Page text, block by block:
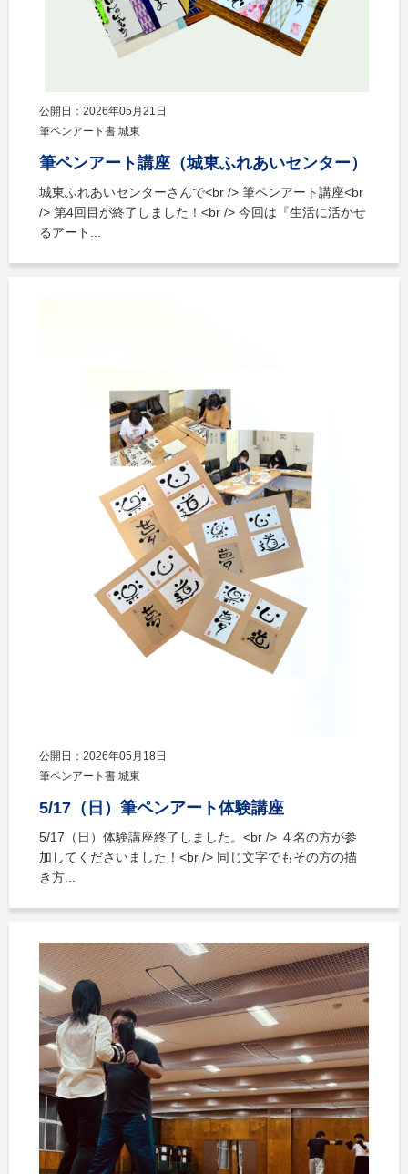
公開日：2026年05月21日
筆ペンアート書 城東
筆ペンアート講座（城東ふれあいセンター）
城東ふれあいセンターさんで<br /> 筆ペンアート講座<br
/> 第4回目が終了しました！<br /> 今回は『生活に活かせ
るアート...
公開日：2026年05月18日
筆ペンアート書 城東
5/17（日）筆ペンアート体験講座
5/17（日）体験講座終了しました。<br /> ４名の方が参
加してくださいました！<br /> 同じ文字でもその方の描
き方...